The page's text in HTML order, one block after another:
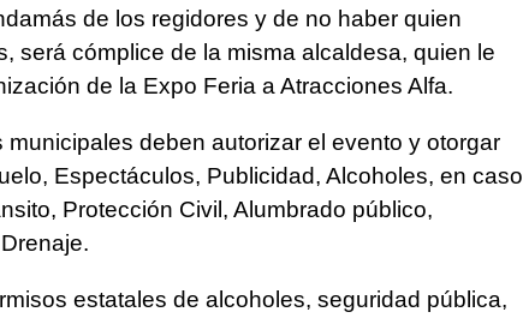
de los regidores y de no haber quien
será cómplice de la misma alcaldesa, quien le
de la Expo Feria a Atracciones Alfa.
deben autorizar el evento y otorgar
Espectáculos, Publicidad, Alcoholes, en caso
Protección Civil, Alumbrado público,
estatales de alcoholes, seguridad pública,